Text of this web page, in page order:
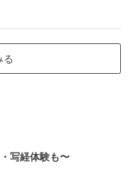
写経体験も〜